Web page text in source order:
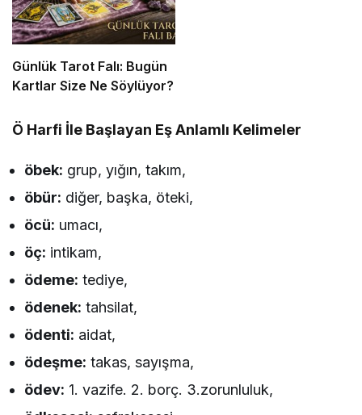
Günlük Tarot Falı: Bugün
Kartlar Size Ne Söylüyor?
Ö Harfi İle Başlayan Eş Anlamlı Kelimeler
öbek: grup, yığın, takım,
öbür: diğer, başka, öteki,
öcü: umacı,
öç: intikam,
ödeme: tediye,
ödenek: tahsilat,
ödenti: aidat,
ödeşme: takas, sayışma,
ödev: 1. vazife. 2. borç. 3.zorunluluk,